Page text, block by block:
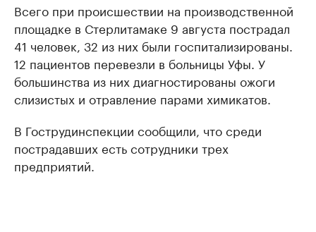
Всего при происшествии на производственной
площадке в Стерлитамаке 9 августа пострадал
41 человек, 32 из них были госпитализированы.
12 пациентов перевезли в больницы Уфы. У
большинства из них диагностированы ожоги
слизистых и отравление парами химикатов.
В Гострудинспекции сообщили, что среди
пострадавших есть сотрудники трех
предприятий.